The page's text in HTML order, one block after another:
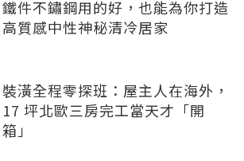
鐵件不鏽鋼用的好，也能為你打造
高質感中性神秘清冷居家
裝潢全程零探班：屋主人在海外，
17 坪北歐三房完工當天才「開
箱」